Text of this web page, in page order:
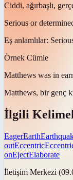
Ciddi, ağırbaşlı,
Serious or
Eş anlamlılar:
Örnek Cümle
Matthews was in
Matthews, bir genç
İlgili
EagerEarth
outEccentric
onEjectElaborate
İletişim Merkezi